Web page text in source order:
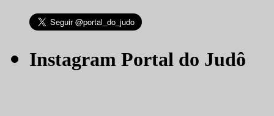
Instagram Portal do Judô